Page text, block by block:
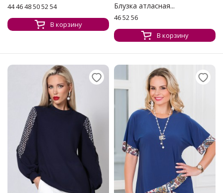
44 46 48 50 52 54
В корзину
Блузка атласная...
46 52 56
В корзину